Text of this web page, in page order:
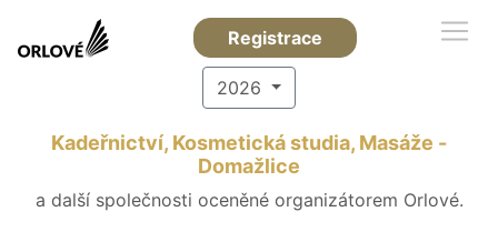
Registrace
2026
Kadeřnictví, Kosmetická studia, Masáže -
Domažlice
a další společnosti oceněné organizátorem Orlové.